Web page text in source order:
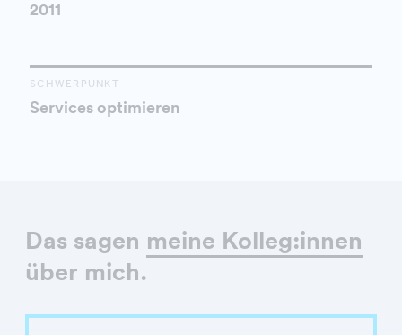
2011
SCHWERPUNKT
Services optimieren
Das sagen meine Kolleg:innen
über mich.